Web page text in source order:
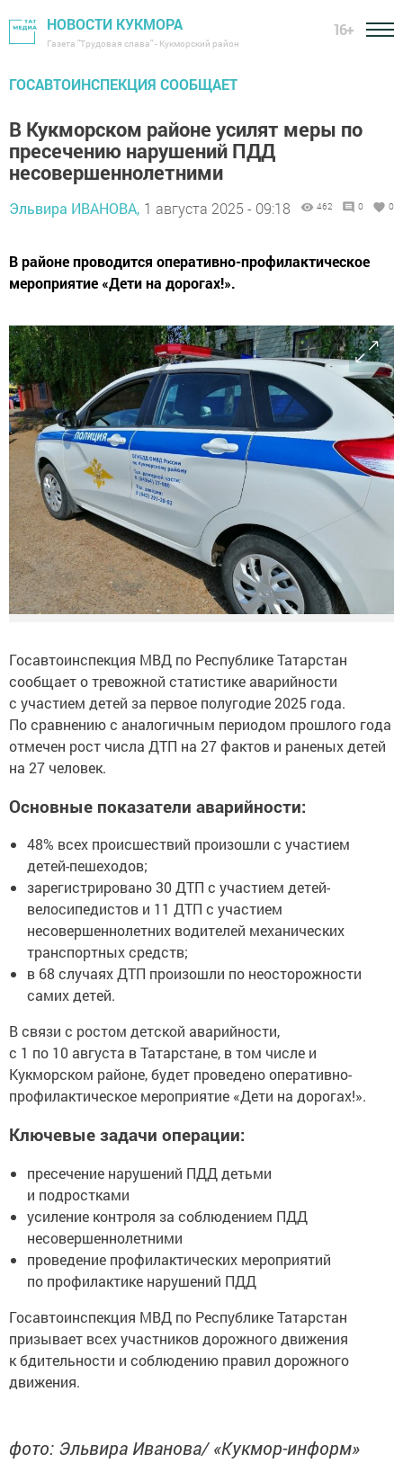
НОВОСТИ КУКМОРА
Газета "Трудовая слава" - Кукморский район
16+
ГОСАВТОИНСПЕКЦИЯ СООБЩАЕТ
В Кукморском районе усилят меры по
пресечению нарушений ПДД
несовершеннолетними
Эльвира ИВАНОВА, 1 августа 2025 - 09:18 462 0 0
В районе проводится оперативно-профилактическое
мероприятие «Дети на дорогах!».
Госавтоинспекция МВД по Республике Татарстан
сообщает о тревожной статистике аварийности
с участием детей за первое полугодие 2025 года.
По сравнению с аналогичным периодом прошлого года
отмечен рост числа ДТП на 27 фактов и раненых детей
на 27 человек.
Основные показатели аварийности:
48% всех происшествий произошли с участием
детей-пешеходов;
зарегистрировано 30 ДТП с участием детей-
велосипедистов и 11 ДТП с участием
несовершеннолетних водителей механических
транспортных средств;
в 68 случаях ДТП произошли по неосторожности
самих детей.
В связи с ростом детской аварийности,
с 1 по 10 августа в Татарстане, в том числе и
Кукморском районе, будет проведено оперативно-
профилактическое мероприятие «Дети на дорогах!».
Ключевые задачи операции:
пресечение нарушений ПДД детьми
и подростками
усиление контроля за соблюдением ПДД
несовершеннолетними
проведение профилактических мероприятий
по профилактике нарушений ПДД
Госавтоинспекция МВД по Республике Татарстан
призывает всех участников дорожного движения
к бдительности и соблюдению правил дорожного
движения.
фото: Эльвира Иванова/ «Кукмор-информ»